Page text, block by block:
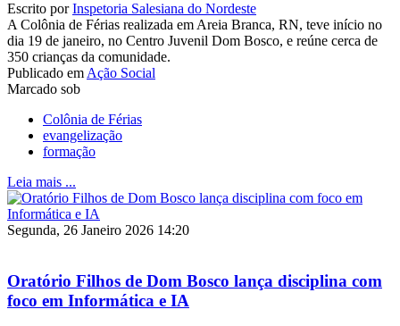
Escrito porInspetoria Salesiana do Nordeste
A Colônia de Férias realizada em Areia Branca, RN, teve início no
dia 19 de janeiro, no Centro Juvenil Dom Bosco, e reúne cerca de
350 crianças da comunidade.
Publicado em Ação Social
Marcado sob
Colônia de Férias
evangelização
formação
Leia mais ...
Segunda, 26 Janeiro 2026 14:20
Oratório Filhos de Dom Bosco lança disciplina com
foco em Informática e IA